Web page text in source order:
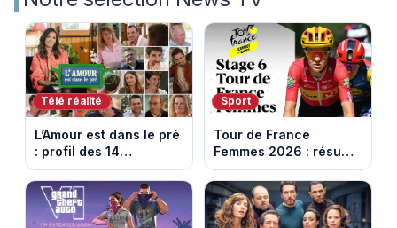
Télé réalité
L’Amour est dans le pré
: profil des 14
agriculteurs, speed
dating inédit et de
nouvelles histoires
d’amour
Sport
Tour de France
Femmes 2026 : résumé
vidéo de la 6e étape
entre Montbrison et
Tournon-sur-Rhône